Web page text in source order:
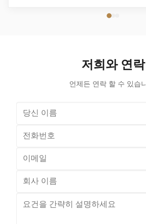
constant companion in the store, Jinsheng
millions of times: from the world’s
manufacturer of shopping trolleys.
저희와 연락
언제든 연락 할 수 있습